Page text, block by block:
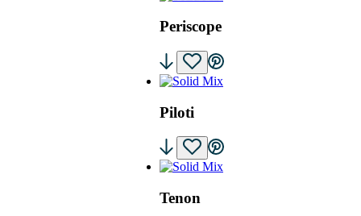
Periscope
Piloti
Tenon